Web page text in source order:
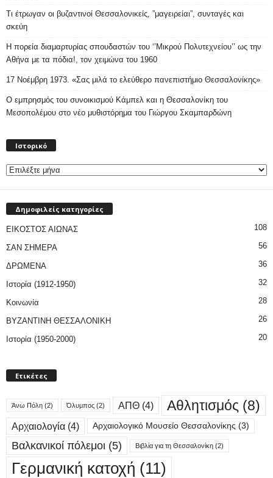
Τι έτρωγαν οι βυζαντινοί Θεσσαλονικείς, ”μαγειρείαι”, συνταγές και
σκεύη
Η πορεία διαμαρτυρίας σπουδαστών του ‘’Μικρού Πολυτεχνείου’’ ως την
Αθήνα με τα πόδια!, τον χειμώνα του 1960
17 Νοέμβρη 1973. «Σας μιλά το ελεύθερο πανεπιστήμιο Θεσσαλονίκης»
Ο εμπρησμός του συνοικισμού Κάμπελ και η Θεσσαλονίκη του
Μεσοπολέμου στο νέο μυθιστόρημα του Γιώργου Σκαμπαρδώνη
Ιστορικό
Δημοφιλείς κατηγορίες
ΕΙΚΟΣΤΟΣ ΑΙΩΝΑΣ 108
ΣΑΝ ΣΗΜΕΡΑ 56
ΔΡΩΜΕΝΑ 36
Ιστορία (1912-1950) 32
Κοινωνία 28
ΒΥΖΑΝΤΙΝΗ ΘΕΣΣΑΛΟΝΙΚΗ 26
Ιστορία (1950-2000) 20
Ετικέτες
Άνω Πόλη (2) Όλυμπος (2) ΑΠΘ (4) Αθλητισμός (8)
Αρχαιολογία (4) Αρχαιολογικό Μουσείο Θεσσαλονίκης (3)
Βαλκανικοί πόλεμοι (5) Βιβλία για τη Θεσσαλονίκη (2)
Γερμανική κατοχή (11)